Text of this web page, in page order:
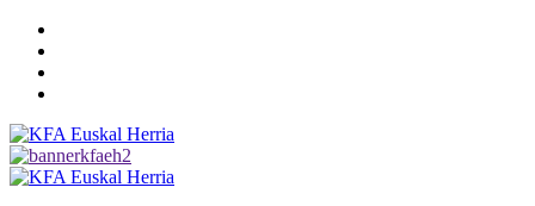
Saltar
contenido
Menú